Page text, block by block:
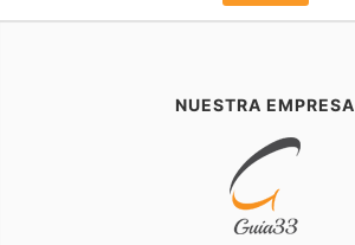
NUESTRA EMPRESA